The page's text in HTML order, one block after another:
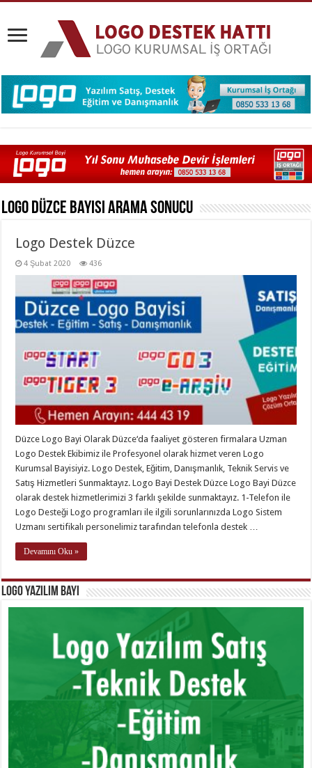
Logo Düzce BayisiArama Sonucu
Logo Destek Düzce
4 Şubat 2020 436
Düzce Logo Bayi Olarak Düzce‘da faaliyet gösteren firmalara Uzman
Logo Destek Ekibimiz ile Profesyonel olarak hizmet veren Logo
Kurumsal Bayisiyiz. Logo Destek, Eğitim, Danışmanlık, Teknik Servis ve
Satış Hizmetleri Sunmaktayız. Logo Bayi Destek Düzce Logo Bayi Düzce
olarak destek hizmetlerimizi 3 farklı şekilde sunmaktayız. 1-Telefon ile
Logo Desteği Logo programları ile ilgili sorunlarınızda Logo Sistem
Uzmanı sertifikalı personelimiz tarafından telefonla destek …
Devamını Oku »
Logo Yazılım Bayi